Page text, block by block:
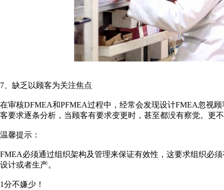
7、缺乏以顾客为关注焦点
在审核DFMEA和PFMEA过程中，经常会发现设计FMEA忽视
客要求逐条分析，当顾客有要求变更时，甚至都没有察觉。更
温馨提示：
FMEA必须通过组织架构及管理来保证有效性，这要求组织必
设计或者生产。
1分不嫌少！